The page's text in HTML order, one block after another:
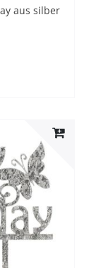
aus silber